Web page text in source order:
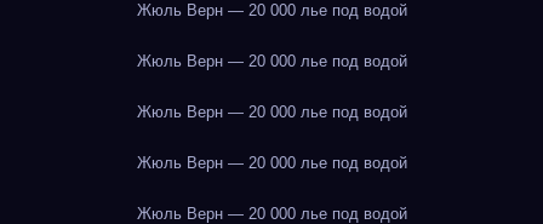
Жюль Верн — 20 000 лье под водой
Жюль Верн — 20 000 лье под водой
Жюль Верн — 20 000 лье под водой
Жюль Верн — 20 000 лье под водой
Жюль Верн — 20 000 лье под водой